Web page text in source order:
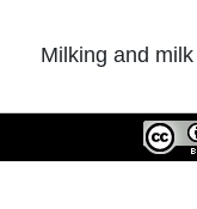
Milking and